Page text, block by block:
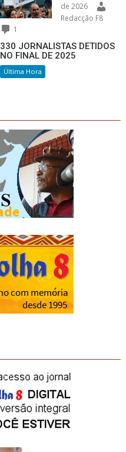
de 2026
Redacção F8
1
330 JORNALISTAS DETIDOS
NO FINAL DE 2025
Última Hora